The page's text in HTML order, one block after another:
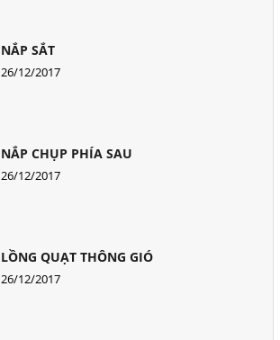
NẮP SẮT
26/12/2017
NẮP CHỤP PHÍA SAU
26/12/2017
LỒNG QUẠT THÔNG GIÓ
26/12/2017